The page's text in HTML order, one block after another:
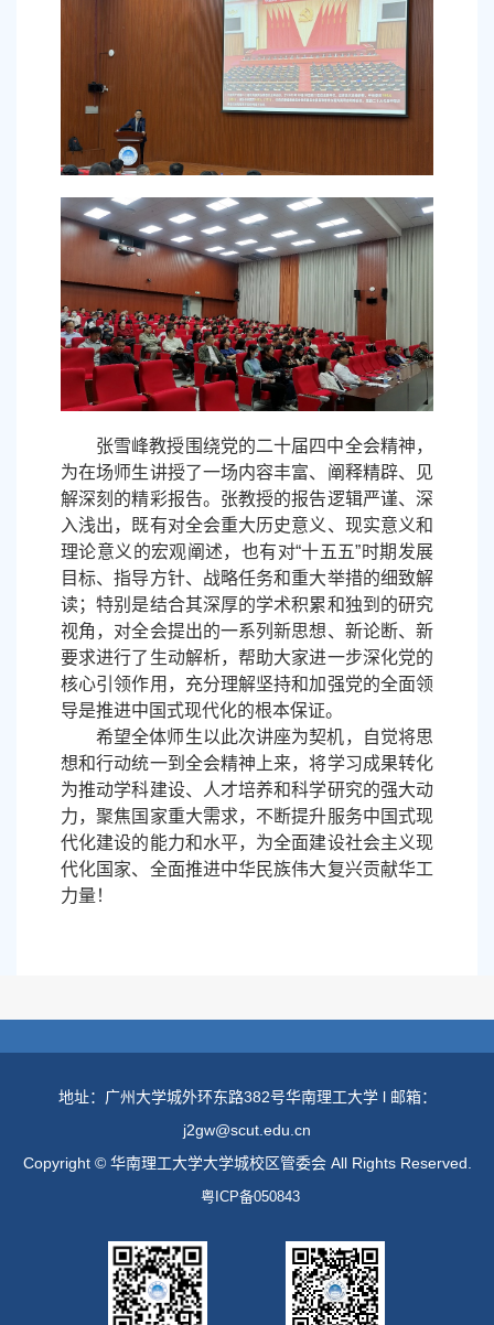
张雪峰教授围绕党的二十届四中全会精神，
为在场师生讲授了一场内容丰富、阐释精辟、见
解深刻的精彩报告。张教授的报告逻辑严谨、深
入浅出，既有对全会重大历史意义、现实意义和
理论意义的宏观阐述，也有对“十五五”时期发展
目标、指导方针、战略任务和重大举措的细致解
读；特别是结合其深厚的学术积累和独到的研究
视角，对全会提出的一系列新思想、新论断、新
要求进行了生动解析，帮助大家进一步深化党的
核心引领作用，充分理解坚持和加强党的全面领
导是推进中国式现代化的根本保证。
希望全体师生以此次讲座为契机，自觉将思
想和行动统一到全会精神上来，将学习成果转化
为推动学科建设、人才培养和科学研究的强大动
力，聚焦国家重大需求，不断提升服务中国式现
代化建设的能力和水平，为全面建设社会主义现
代化国家、全面推进中华民族伟大复兴贡献华工
力量！
地址：广州大学城外环东路382号华南理工大学 l 邮箱：
j2gw@scut.edu.cn
Copyright © 华南理工大学大学城校区管委会 All Rights Reserved.
粤ICP备050843